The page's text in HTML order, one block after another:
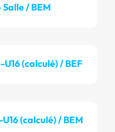
Salle / BEM
(calculé) / BEF
(calculé) / BEM